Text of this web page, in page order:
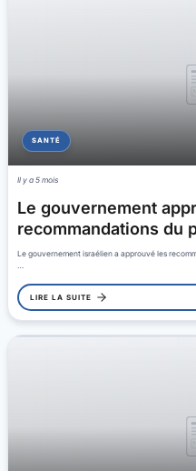
SANTÉ
Il y a 5 mois
Le gouvernement
recommandations du
Le gouvernement israélien a approuvé les
…
LIRE LA SUITE